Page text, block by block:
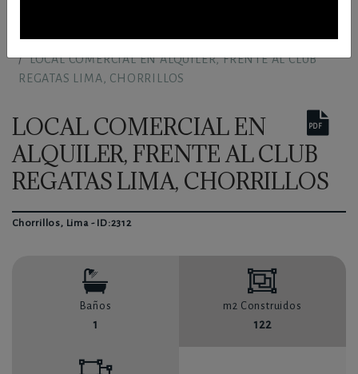
Inicio
Propiedades
LOCAL COMERCIAL EN ALQUILER, FRENTE AL CLUB
REGATAS LIMA, CHORRILLOS
PDF
LOCAL COMERCIAL EN
ALQUILER, FRENTE AL CLUB
REGATAS LIMA, CHORRILLOS
Chorrillos, Lima - ID:2312
Baños
1
m2 Construidos
122